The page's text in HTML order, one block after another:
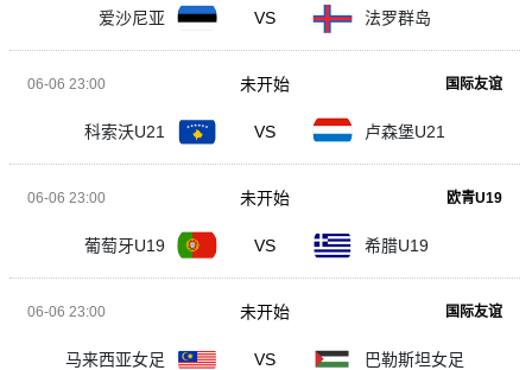
爱沙尼亚 VS 法罗群岛
06-06 23:00 国际友谊
科索沃U21 VS 卢森堡U21
未开始
06-06 23:00 欧青U19
葡萄牙U19 VS 希腊U19
未开始
06-06 23:00 国际友谊
马来西亚女足 VS 巴勒斯坦女足
未开始